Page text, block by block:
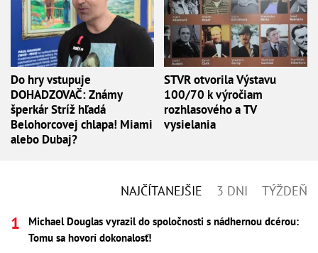
Do hry vstupuje
DOHADZOVAČ: Známy
šperkár Stríž hľadá
Belohorcovej chlapa! Miami
alebo Dubaj?
STVR otvorila Výstavu
100/70 k výročiam
rozhlasového a TV
vysielania
NAJČÍTANEJŠIE 3 DNI TÝŽDEŇ
Michael Douglas vyrazil do spoločnosti s nádhernou dcérou:
Tomu sa hovorí dokonalosť!